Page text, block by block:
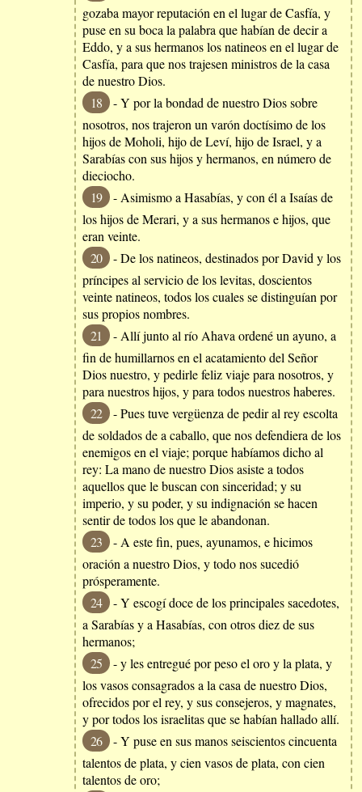
gozaba mayor reputación en el lugar de Casfía, y
puse en su boca la palabra que habían de decir a
Eddo, y a sus hermanos los natineos en el lugar de
Casfía, para que nos trajesen ministros de la casa
de nuestro Dios.
18
- Y por la bondad de nuestro Dios sobre
nosotros, nos trajeron un varón doctísimo de los
hijos de Moholi, hijo de Leví, hijo de Israel, y a
Sarabías con sus hijos y hermanos, en número de
dieciocho.
19
- Asimismo a Hasabías, y con él a Isaías de
los hijos de Merari, y a sus hermanos e hijos, que
eran veinte.
20
- De los natineos, destinados por David y los
príncipes al servicio de los levitas, doscientos
veinte natineos, todos los cuales se distinguían por
sus propios nombres.
21
- Allí junto al río Ahava ordené un ayuno, a
fin de humillarnos en el acatamiento del Señor
Dios nuestro, y pedirle feliz viaje para nosotros, y
para nuestros hijos, y para todos nuestros haberes.
22
- Pues tuve vergüenza de pedir al rey escolta
de soldados de a caballo, que nos defendiera de los
enemigos en el viaje; porque habíamos dicho al
rey: La mano de nuestro Dios asiste a todos
aquellos que le buscan con sinceridad; y su
imperio, y su poder, y su indignación se hacen
sentir de todos los que le abandonan.
23
- A este fin, pues, ayunamos, e hicimos
oración a nuestro Dios, y todo nos sucedió
prósperamente.
24
- Y escogí doce de los principales sacedotes,
a Sarabías y a Hasabías, con otros diez de sus
hermanos;
25
- y les entregué por peso el oro y la plata, y
los vasos consagrados a la casa de nuestro Dios,
ofrecidos por el rey, y sus consejeros, y magnates,
y por todos los israelitas que se habían hallado allí.
26
- Y puse en sus manos seiscientos cincuenta
talentos de plata, y cien vasos de plata, con cien
talentos de oro;